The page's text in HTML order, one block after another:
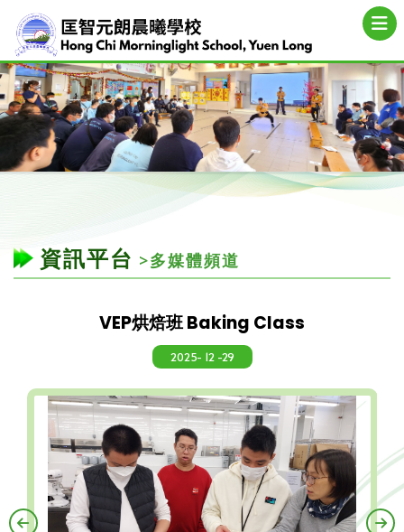
資訊平台 >多媒體頻道
VEP烘焙班 Baking Class
2025- 12 -29